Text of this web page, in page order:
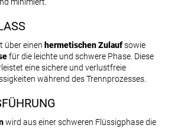
minimiert.
über einen hermetischen Zulaufsowie
für die leichte und schwere Phase. Diese
eine sichere und verlustfreie
während des Trennprozesses.
wird aus einer schweren Flüssigphase die